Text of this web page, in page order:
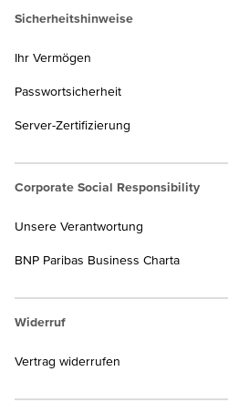
Sicherheitshinweise
Ihr Vermögen
Passwortsicherheit
Server-Zertifizierung
Corporate Social Responsibility
Unsere Verantwortung
BNP Paribas Business Charta
Widerruf
Vertrag widerrufen